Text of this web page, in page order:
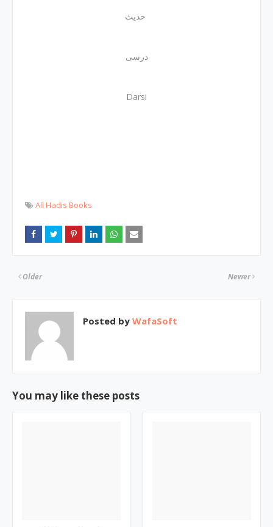
درسی
Darsi
All Hadis Books
Newer
Older
Posted by WafaSoft
You may like these posts